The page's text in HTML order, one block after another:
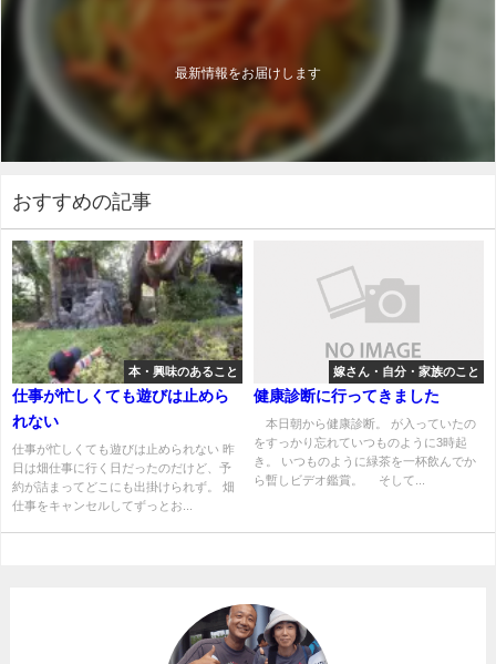
最新情報をお届けします
おすすめの記事
本・興味のあること
仕事が忙しくても遊びは止めら
れない
仕事が忙しくても遊びは止められない 昨
日は畑仕事に行く日だったのだけど、予
約が詰まってどこにも出掛けられず。 畑
仕事をキャンセルしてずっとお...
嫁さん・自分・家族のこと
健康診断に行ってきました
本日朝から健康診断。 が入っていたの
をすっかり忘れていつものように3時起
き。 いつものように緑茶を一杯飲んでか
ら暫しビデオ鑑賞。 そして...